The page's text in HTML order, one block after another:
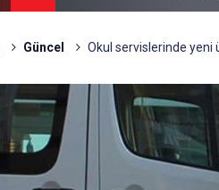
Güncel Okul servislerinde yeni